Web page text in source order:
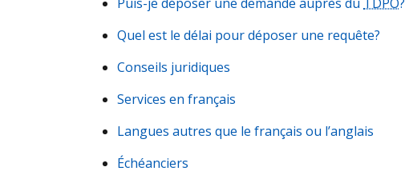
Quel est le délai pour déposer une requête?
Conseils juridiques
Services en français
Langues autres que le français ou l’anglais
Échéanciers